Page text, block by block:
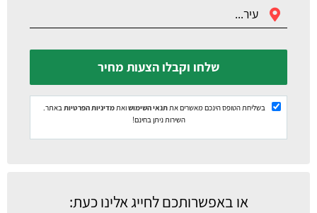
שלחו וקבלו הצעות מחיר
בשליחת הטופס הינכם מאשרים אתתנאי השימושואתמדיניות הפרטיותבאתר.
השירות ניתן בחינם!
או באפשרותכם לחייג אלינו כעת: